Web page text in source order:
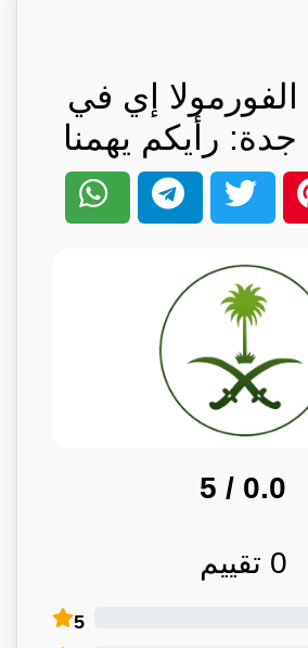
إي في
رأيكم يهمنا
0.0
/ 5
0 تقييم
5